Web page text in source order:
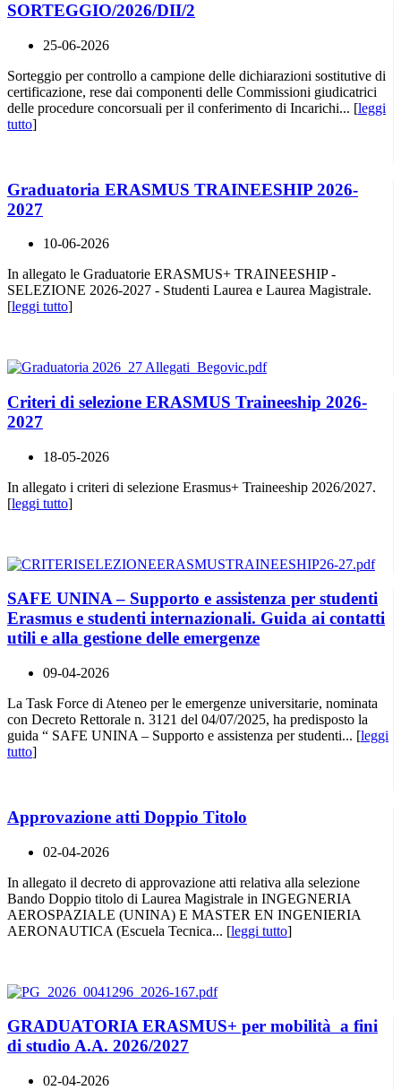
SORTEGGIO/2026/DII/2
25-06-2026
Sorteggio per controllo a campione delle dichiarazioni sostitutive di
certificazione, rese dai componenti delle Commissioni giudicatrici
delle procedure concorsuali per il conferimento di Incarichi... [leggi
tutto]
Graduatoria ERASMUS TRAINEESHIP 2026-
2027
10-06-2026
In allegato le Graduatorie ERASMUS+ TRAINEESHIP -
SELEZIONE 2026-2027 - Studenti Laurea e Laurea Magistrale.
[leggi tutto]
Criteri di selezione ERASMUS Traineeship 2026-
2027
18-05-2026
In allegato i criteri di selezione Erasmus+ Traineeship 2026/2027.
[leggi tutto]
SAFE UNINA – Supporto e assistenza per studenti
Erasmus e studenti internazionali. Guida ai contatti
utili e alla gestione delle emergenze
09-04-2026
La Task Force di Ateneo per le emergenze universitarie, nominata
con Decreto Rettorale n. 3121 del 04/07/2025, ha predisposto la
guida “ SAFE UNINA – Supporto e assistenza per studenti... [leggi
tutto]
Approvazione atti Doppio Titolo
02-04-2026
In allegato il decreto di approvazione atti relativa alla selezione
Bando Doppio titolo di Laurea Magistrale in INGEGNERIA
AEROSPAZIALE (UNINA) E MASTER EN INGENIERIA
AERONAUTICA (Escuela Tecnica... [leggi tutto]
GRADUATORIA ERASMUS+ per mobilità a fini
di studio A.A. 2026/2027
02-04-2026